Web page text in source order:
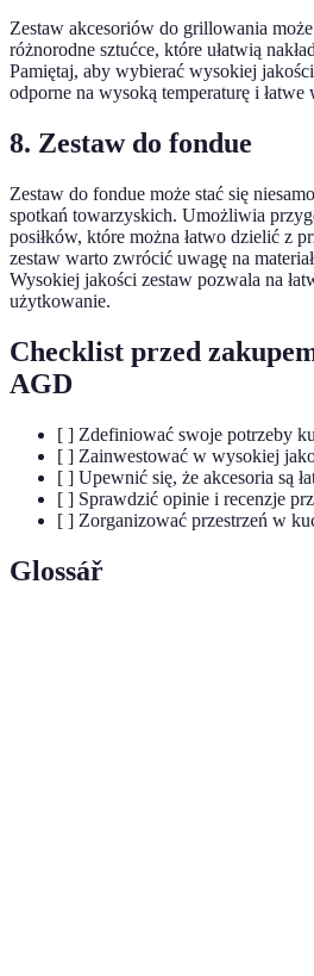
Zestaw akcesoriów do grillowania
różnorodne sztućce, które ułatwią
Pamiętaj, aby wybierać wysokiej
odporne na wysoką temperaturę i łatwe
8. Zestaw do fondue
Zestaw do fondue może stać się
spotkań towarzyskich. Umożliwia
posiłków, które można łatwo dzielić z
zestaw warto zwrócić uwagę na
Wysokiej jakości zestaw pozwala na
użytkowanie.
Checklist przed
AGD
[ ] Zdefiniować swoje potrzeby
[ ] Zainwestować w wysokiej
[ ] Upewnić się, że akcesoria są
[ ] Sprawdzić opinie i recenzje
[ ] Zorganizować przestrzeń w
Glossář